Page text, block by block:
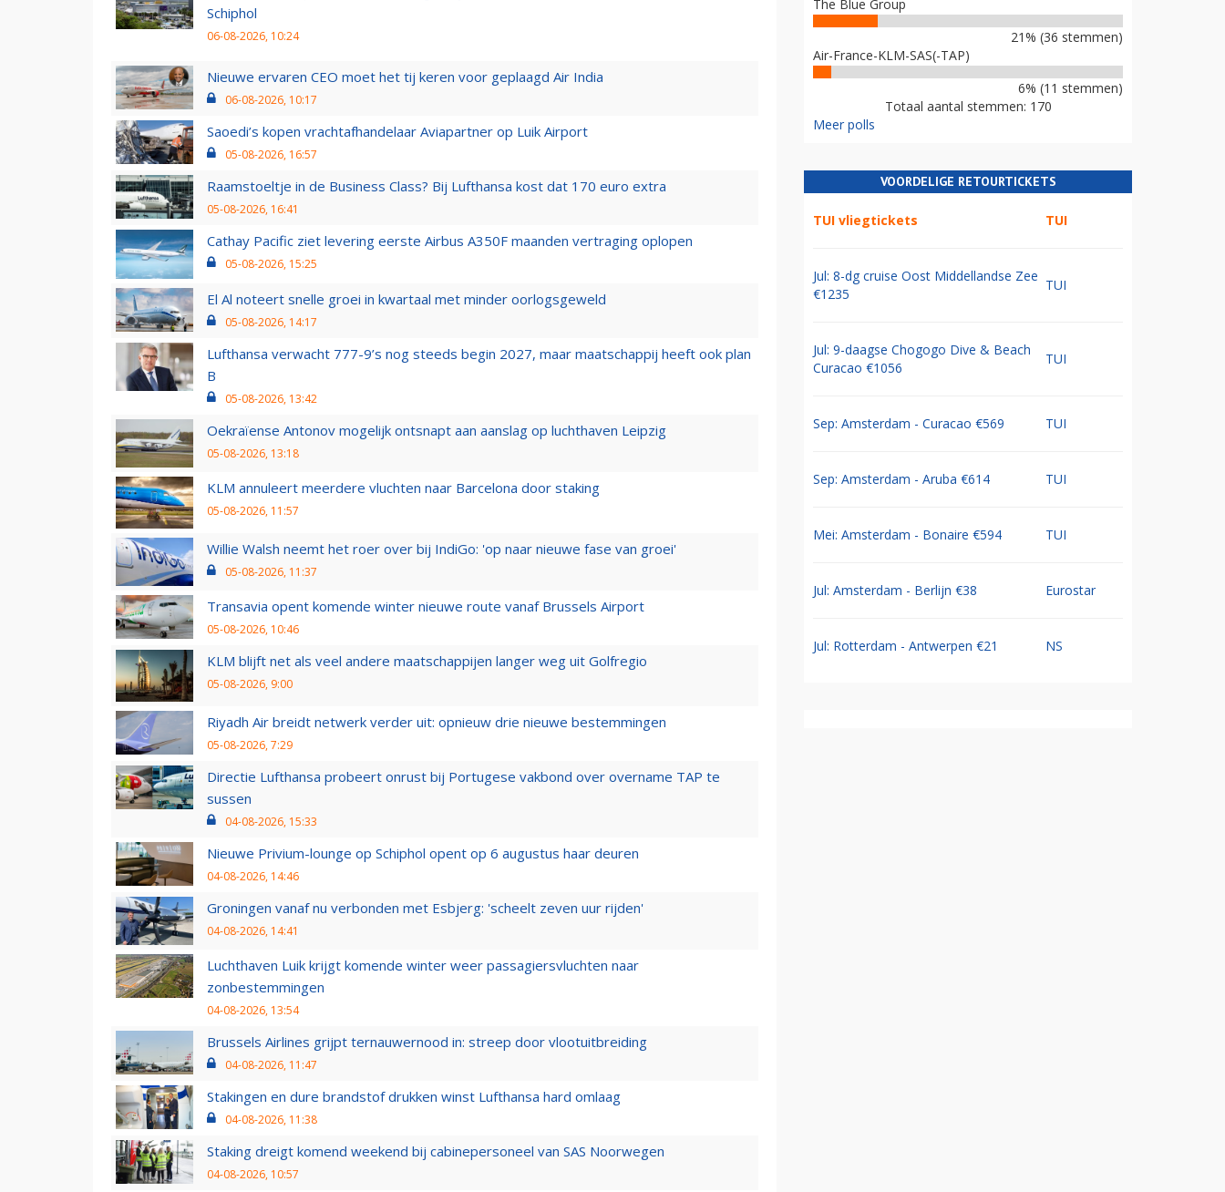
Schiphol
06-08-2026, 10:24
Nieuwe ervaren CEO moet het tij keren voor geplaagd Air India
06-08-2026, 10:17
Saoedi’s kopen vrachtafhandelaar Aviapartner op Luik Airport
05-08-2026, 16:57
Raamstoeltje in de Business Class? Bij Lufthansa kost dat 170 euro extra
05-08-2026, 16:41
Cathay Pacific ziet levering eerste Airbus A350F maanden vertraging oplopen
05-08-2026, 15:25
El Al noteert snelle groei in kwartaal met minder oorlogsgeweld
05-08-2026, 14:17
Lufthansa verwacht 777-9’s nog steeds begin 2027, maar maatschappij heeft ook plan
B
05-08-2026, 13:42
Oekraïense Antonov mogelijk ontsnapt aan aanslag op luchthaven Leipzig
05-08-2026, 13:18
KLM annuleert meerdere vluchten naar Barcelona door staking
05-08-2026, 11:57
Willie Walsh neemt het roer over bij IndiGo: 'op naar nieuwe fase van groei'
05-08-2026, 11:37
Transavia opent komende winter nieuwe route vanaf Brussels Airport
05-08-2026, 10:46
KLM blijft net als veel andere maatschappijen langer weg uit Golfregio
05-08-2026, 9:00
Riyadh Air breidt netwerk verder uit: opnieuw drie nieuwe bestemmingen
05-08-2026, 7:29
Directie Lufthansa probeert onrust bij Portugese vakbond over overname TAP te
sussen
04-08-2026, 15:33
Nieuwe Privium-lounge op Schiphol opent op 6 augustus haar deuren
04-08-2026, 14:46
Groningen vanaf nu verbonden met Esbjerg: 'scheelt zeven uur rijden'
04-08-2026, 14:41
Luchthaven Luik krijgt komende winter weer passagiersvluchten naar
zonbestemmingen
04-08-2026, 13:54
Brussels Airlines grijpt ternauwernood in: streep door vlootuitbreiding
04-08-2026, 11:47
Stakingen en dure brandstof drukken winst Lufthansa hard omlaag
04-08-2026, 11:38
Staking dreigt komend weekend bij cabinepersoneel van SAS Noorwegen
04-08-2026, 10:57
The Blue Group
21% (36 stemmen)
Air-France-KLM-SAS(-TAP)
6% (11 stemmen)
Totaal aantal stemmen: 170
Meer polls
VOORDELIGE RETOURTICKETS
TUI vliegtickets TUI
Jul: 8-dg cruise Oost Middellandse Zee
€1235
TUI
Jul: 9-daagse Chogogo Dive & Beach
Curacao €1056
TUI
Sep: Amsterdam - Curacao €569 TUI
Sep: Amsterdam - Aruba €614 TUI
Mei: Amsterdam - Bonaire €594 TUI
Jul: Amsterdam - Berlijn €38 Eurostar
Jul: Rotterdam - Antwerpen €21 NS